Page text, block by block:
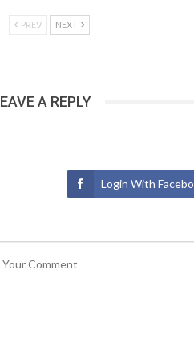
PREV NEXT
A REPLY
Login With